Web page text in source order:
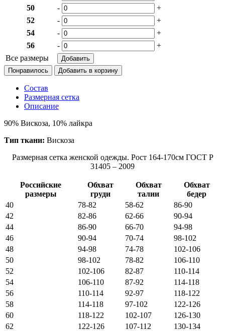
50
-
+
52
-
+
54
-
+
56
-
+
Все размеры
Понравилось
Состав
Размерная сетка
Описание
90% Вискоза, 10% лайкра
Тип ткани: Вискоза
Размерная сетка женской одежды. Рост 164-170см ГОСТ Р
31405 – 2009
Российские
размеры
Обхват
груди
Обхват
талии
Обхват
бедер
40
78-82 58-62
86-90
42
82-86 62-66
90-94
44
86-90 66-70
94-98
46
90-94 70-74
98-102
48
94-98 74-78
102-106
50
98-102 78-82
106-110
52
102-106 82-87
110-114
54
106-110 87-92
114-118
56
110-114 92-97
118-122
58
114-118 97-102
122-126
60
118-122 102-107
126-130
62
122-126 107-112
130-134